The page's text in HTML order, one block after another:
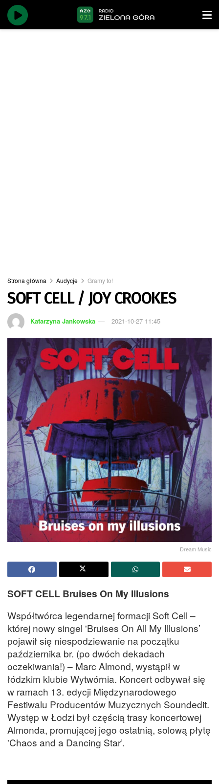
Strona główna Audycje Gramy to!
SOFT CELL / JOY CROOKES
Katarzyna Jankowska 2021-10-27 11:45
Dream Music
SOFT CELL Bruises On My Illusions
Współtwórca legendarnej formacji Soft Cell –
której nowy singel 'Bruises On All My Illusions’
pojawił się niespodziewanie na początku
października br. (po dwóch dekadach
oczekiwania!) – Marc Almond, wystąpił w
łódzkim klubie Wytwórnia. Koncert odbywał się
w ramach 13. edycji Międzynarodowego
Festiwalu Producentów Muzycznych Soundedit.
Występ w Łodzi był częścią trasy koncertowej
Almonda, promującej jego ostatnią, solową płytę
'Chaos and a Dancing Star’.